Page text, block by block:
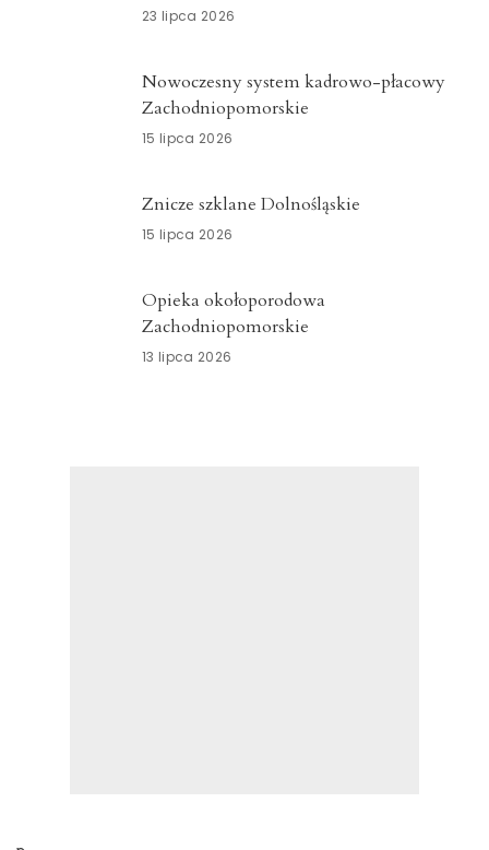
23 lipca 2026
Nowoczesny system kadrowo-płacowy
Zachodniopomorskie
15 lipca 2026
Znicze szklane Dolnośląskie
15 lipca 2026
Opieka okołoporodowa
Zachodniopomorskie
13 lipca 2026